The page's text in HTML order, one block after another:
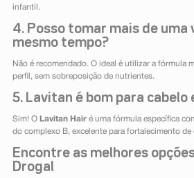
infantil.
4. Posso tomar mais de uma
mesmo tempo?
Não é recomendado. O ideal é utilizar a fórmula
perfil, sem sobreposição de nutrientes.
5. Lavitan é bom para cabelo
Sim! O Lavitan Hairé uma fórmula específica
do complexo B, excelente para fortalecimento de
Encontre as melhores
Drogal